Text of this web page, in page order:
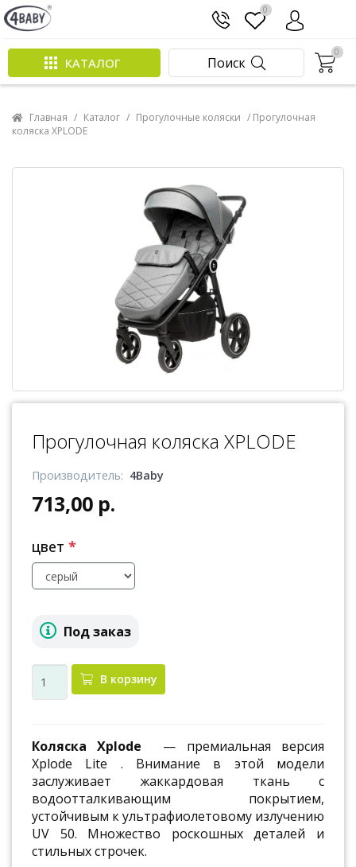
КАТАЛОГ Поиск
0
0
Главная / Каталог / Прогулочные коляски / Прогулочная
коляска XPLODE
Прогулочная коляска XPLODE
Производитель: 4Baby
713,00 р.
цвет *
Под заказ
В корзину
Коляска Xplode
— премиальная версия
Xplode Lite . Внимание в этой модели
заслуживает жаккардовая ткань с
водоотталкивающим покрытием,
устойчивым к ультрафиолетовому излучению
UV 50. Множество роскошных деталей и
стильных строчек.